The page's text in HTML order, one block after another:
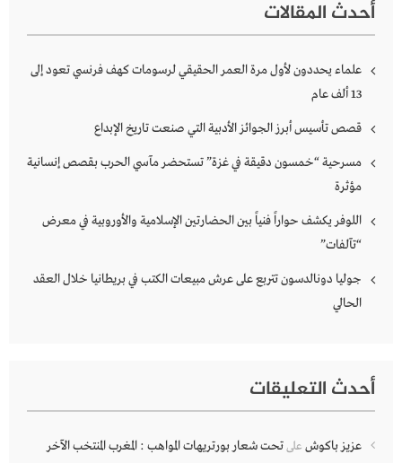
أحدث المقالات
علماء يحددون لأول مرة العمر الحقيقي لرسومات كهف فرنسي تعود إلى
13 ألف عام
قصص تأسيس أبرز الجوائز الأدبية التي صنعت تاريخ الإبداع
مسرحية “خمسون دقيقة في غزة” تستحضر مآسي الحرب بقصص إنسانية
مؤثرة
اللوفر يكشف حواراً فنياً بين الحضارتين الإسلامية والأوروبية في معرض
“تآلفات”
جوليا دونالدسون تتربع على عرش مبيعات الكتب في بريطانيا خلال العقد
الحالي
أحدث التعليقات
عزيز باكوش علىتحت شعار بورتريهات المواهب : المغرب المنتخب الآخر